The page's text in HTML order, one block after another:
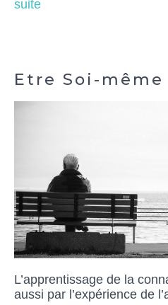
suite
Etre Soi-même
L’apprentissage de la
aussi par l’expérience de